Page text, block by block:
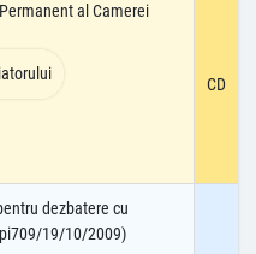
al Camerei
CD
dezbatere cu
19/10/2009)